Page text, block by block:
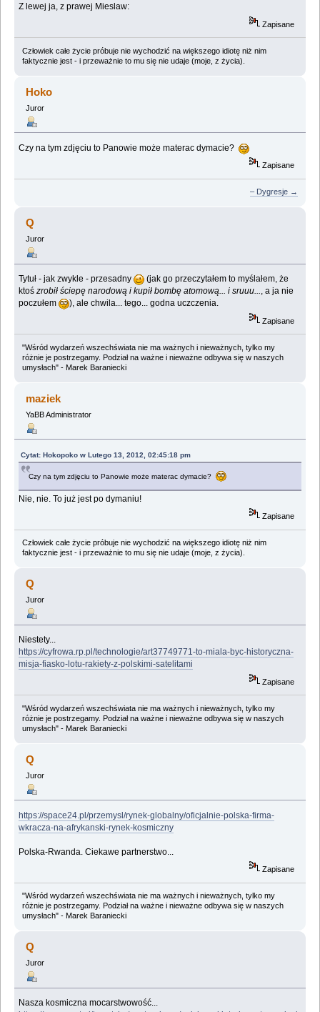
Z lewej ja, z prawej Mieslaw:
Zapisane
Człowiek całe życie próbuje nie wychodzić na większego idiotę niż nim
faktycznie jest - i przeważnie to mu się nie udaje (moje, z życia).
Hoko
Juror
Czy na tym zdjęciu to Panowie może materac dymacie?
Zapisane
– Dygresje →
Q
Juror
Tytuł - jak zwykle - przesadny
(jak go przeczytałem to myślałem, że
ktośzrobił ściepę narodową i kupił bombę atomową... i sruuu..., a ja nie
poczułem
), ale chwila... tego... godna uczczenia.
Zapisane
"Wśród wydarzeń wszechświata nie ma ważnych i nieważnych, tylko my
różnie je postrzegamy. Podział na ważne i nieważne odbywa się w naszych
umysłach" - Marek Baraniecki
maziek
YaBB Administrator
Cytat: Hokopoko w Lutego 13, 2012, 02:45:18 pm
Czy na tym zdjęciu to Panowie może materac dymacie?
Nie, nie. To już jest po dymaniu!
Zapisane
Człowiek całe życie próbuje nie wychodzić na większego idiotę niż nim
faktycznie jest - i przeważnie to mu się nie udaje (moje, z życia).
Q
Juror
Niestety...
https://cyfrowa.rp.pl/technologie/art37749771-to-miala-byc-historyczna-
misja-fiasko-lotu-rakiety-z-polskimi-satelitami
Zapisane
"Wśród wydarzeń wszechświata nie ma ważnych i nieważnych, tylko my
różnie je postrzegamy. Podział na ważne i nieważne odbywa się w naszych
umysłach" - Marek Baraniecki
Q
Juror
https://space24.pl/przemysl/rynek-globalny/oficjalnie-polska-firma-
wkracza-na-afrykanski-rynek-kosmiczny
Polska-Rwanda. Ciekawe partnerstwo...
Zapisane
"Wśród wydarzeń wszechświata nie ma ważnych i nieważnych, tylko my
różnie je postrzegamy. Podział na ważne i nieważne odbywa się w naszych
umysłach" - Marek Baraniecki
Q
Juror
Nasza kosmiczna mocarstwowość...